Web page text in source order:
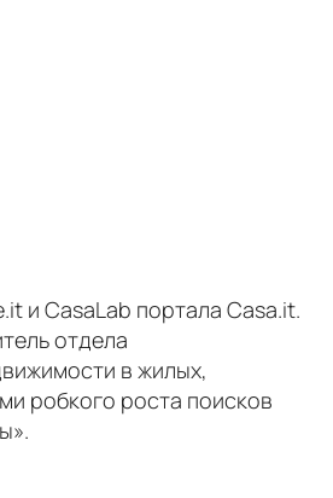
и CasaLab портала Casa.it.
отдела
в жилых,
робкого роста поисков